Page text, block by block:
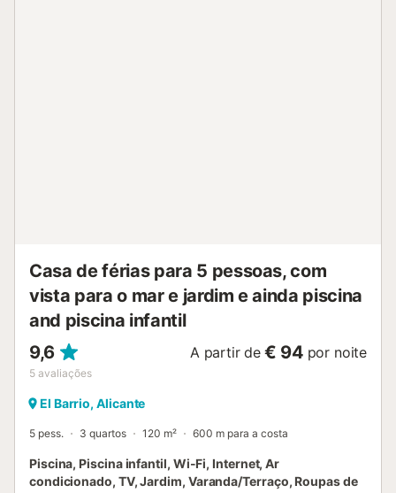
Casa de férias para 5 pessoas, com
vista para o mar e jardim e ainda piscina
and piscina infantil
9,6
5 avaliações
A partir de € 94 por noite
El Barrio, Alicante
5 pess. 3 quartos 120 m² 600 m para a costa
Piscina, Piscina infantil, Wi-Fi, Internet, Ar
condicionado, TV, Jardim, Varanda/Terraço, Roupas de